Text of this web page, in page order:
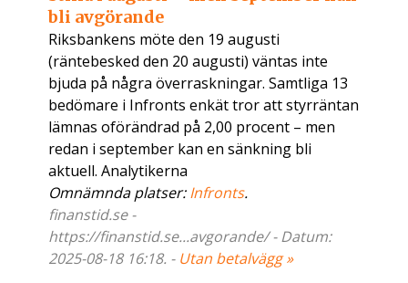
bli avgörande
Riksbankens möte den 19 augusti
(räntebesked den 20 augusti) väntas inte
bjuda på några överraskningar. Samtliga 13
bedömare i Infronts enkät tror att styrräntan
lämnas oförändrad på 2,00 procent – men
redan i september kan en sänkning bli
aktuell. Analytikerna
Omnämnda platser:Infronts.
finanstid.se -
https://finanstid.se...avgorande/ - Datum:
2025-08-18 16:18. - Utan betalvägg »